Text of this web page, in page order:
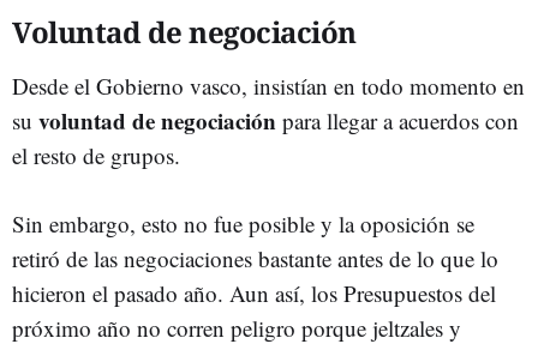
Voluntad de negociación
Desde el Gobierno vasco, insistían en todo momento en
su voluntad de negociación para llegar a acuerdos con
el resto de grupos.
Sin embargo, esto no fue posible y la oposición se
retiró de las negociaciones bastante antes de lo que lo
hicieron el pasado año. Aun así, los Presupuestos del
próximo año no corren peligro porque jeltzales y